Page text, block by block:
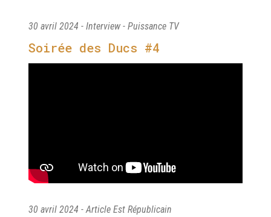
30 avril 2024 - Interview - Puissance TV
Soirée des Ducs #4
30 avril 2024 - Article Est Républicain